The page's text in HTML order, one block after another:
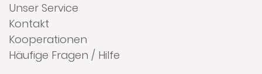
Unser Service
Kontakt
Kooperationen
Häufige Fragen / Hilfe